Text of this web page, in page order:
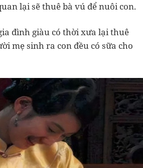
lại sẽ thuê bà vú để nuôi con.
đình giàu có thời xưa lại thuê
mẹ sinh ra con đều có sữa cho